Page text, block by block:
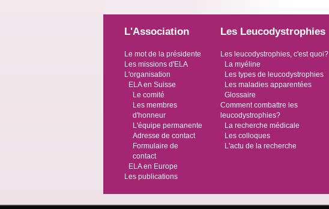
L'Association
Le mot de la présidente
Les missions d'ELA
L'organisation
ELA en Suisse
Le comité
Les membres
d'honneur
L'équipe permanente
Adresse de contact
Formulaire de
contact
ELA en Europe
Les publications
Les Leucodystrophies
Les leucodystrophies, c'est quoi?
La myéline
Les types de leucodystrophies
Les maladies apparentées
Glossaire
Comment combattre les
leucodystrophies?
La recherche médicale
Les colloques
L'actu de la recherche